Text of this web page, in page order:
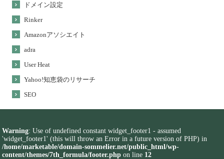
ドメイン設定
Rinker
Amazonアソシエイト
adra
User Heat
Yahoo!知恵袋のリサーチ
SEO
Warning: Use of undefined constant widget_footer1 - assumed
'widget_footer1' (this will throw an Error in a future version of PHP) in
/home/marketable/domain-sommelier.net/public_html/wp-
content/themes/7th_formula/footer.php on line 12